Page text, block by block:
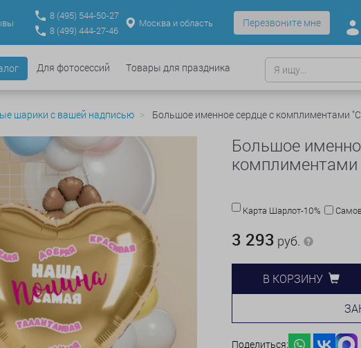
8 (495) 544-50-27
8 (499) 444-27-46
Москва и область Перезвоните мне
Для фотосессий Товары для праздника
шарики с вашей надписью Большое именное сердце с комплиментами
Большое
комплиментами
Карта Шарлот-10%
3 293 руб.
В КОРЗИНУ
Поделиться: